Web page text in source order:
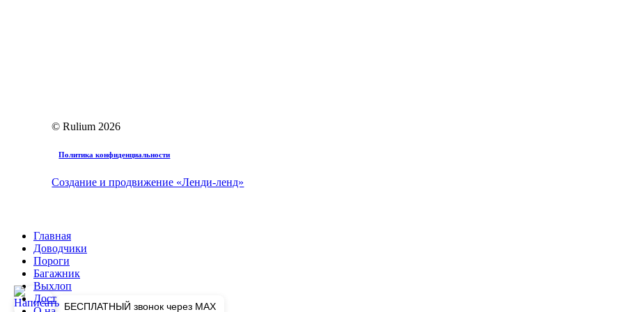
© Rulium 2026
Политика конфиденциальности
Создание и продвижение «Ленди-ленд»
Close
Menu
Главная
Доводчики
Пороги
Багажник
Выхлоп
Доставка
БЕСПЛАТНЫЙ звонок через MAX